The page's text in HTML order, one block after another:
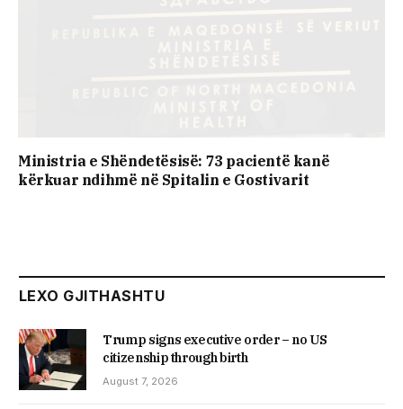
Ministria e Shëndetësisë: 73 pacientë kanë
kërkuar ndihmë në Spitalin e Gostivarit
LEXO GJITHASHTU
Trump signs executive order – no US
citizenship through birth
August 7, 2026